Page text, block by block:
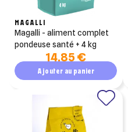
MAGALLI
magalli - aliment complet
pondeuse santé + 4 kg
14,85 €
Ajouter au panier